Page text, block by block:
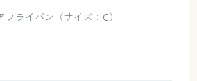
フライパン（サイズ：C）